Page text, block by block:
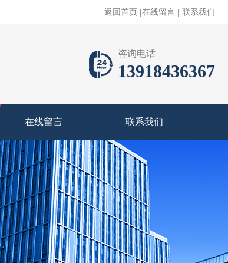
返回首页 |在线留言 | 联系我们
咨询电话
13918436367
在线留言 联系我们